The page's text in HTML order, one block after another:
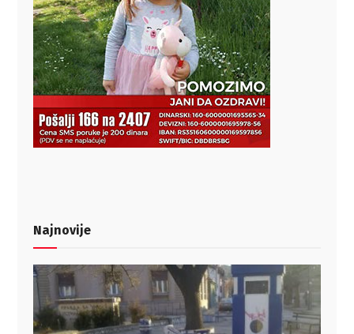
Najnovije